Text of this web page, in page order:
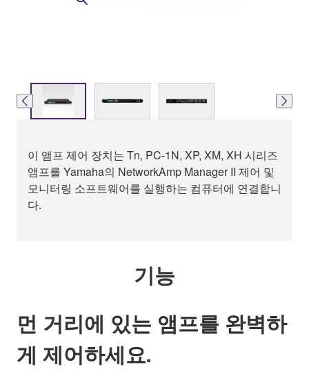
이 앰프 제어 장치는 Tn, PC-1N, XP, XM, XH 시리즈
앰프를 Yamaha의 NetworkAmp Manager II 제어 및
모니터링 소프트웨어를 실행하는 컴퓨터에 연결합니
다.
기능
먼 거리에 있는 앰프를 완벽하
게 제어하세요.